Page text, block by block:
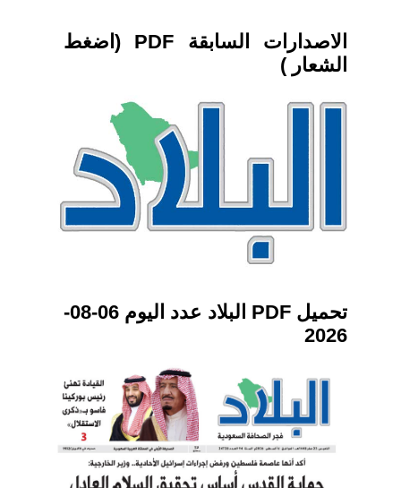
الاصدارات السابقة PDF (اضغط
الشعار )
تحميل PDF البلاد عدد اليوم 06-08-
2026